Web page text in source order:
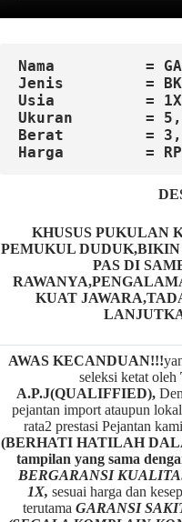
Nama          =
Jenis         = BK
Usia          = 1X
Ukuran        =
Berat         =
Harga         =
KHUSUS PUKULAN
PEMUKUL
PAS DI
KUAT
AWAS KECANDUAN!!!
seleksi ketat oleh
A.P.J(QUALIFFIED),
pejantan import ataupun
rata2 prestasi Pejantan
(BERHATI HATILAH
tampilan yang sama
BERGARANSI
1X, sesuai harga dan
terutama GARANSI